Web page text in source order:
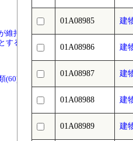
維持管理を行う
する場合のもの
(60)
01A08985 建
01A08986 建
01A08987 建
01A08988 建
01A08989 建